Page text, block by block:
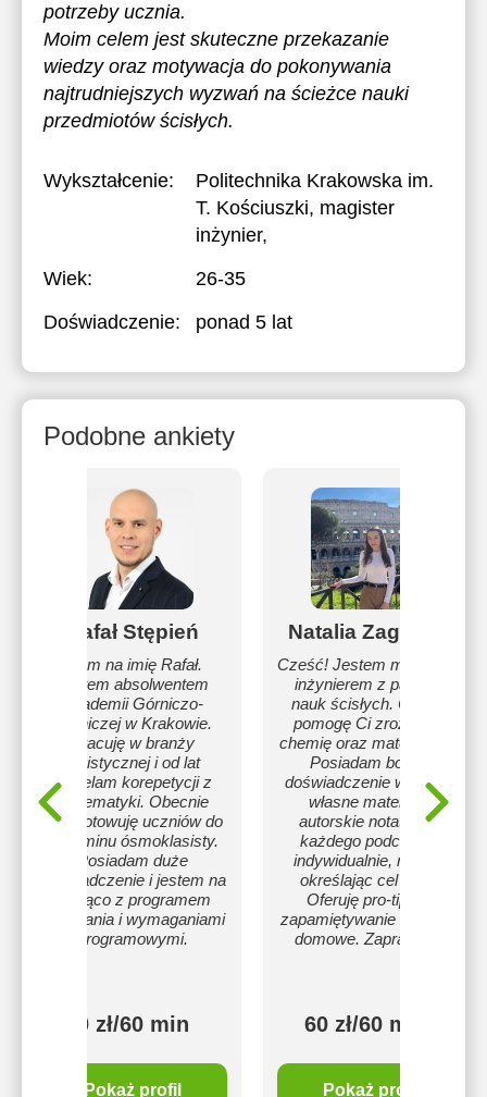
potrzeby ucznia.
Moim celem jest skuteczne przekazanie
wiedzy oraz motywacja do pokonywania
najtrudniejszych wyzwań na ścieżce nauki
przedmiotów ścisłych.
Wykształcenie:
Politechnika Krakowska im.
T. Kościuszki, magister
inżynier,
Wiek:
26-35
Doświadczenie:
ponad 5 lat
Podobne ankiety
Rafał Stępień
Mam na imię Rafał.
Jestem absolwentem
Akademii Górniczo-
Hutniczej w Krakowie.
Pracuję w branży
logistycznej i od lat
udzielam korepetycji z
matematyki. Obecnie
przygotowuję uczniów do
egzaminu ósmoklasisty.
Posiadam duże
doświadczenie i jestem na
bieżąco z programem
nauczania i wymaganiami
programowymi.
70 zł/60 min
Pokaż profil
Natalia Zagórska
Cześć! Jestem magistrem
inżynierem z pasją do
nauk ścisłych. Chętnie
pomogę Ci zrozumieć
chemię oraz matematykę.
Posiadam bogate
doświadczenie w nauce,
własne materiały i
autorskie notatki. Do
każdego podchodzę
indywidualnie, na start
określając cel zajęć.
Oferuję pro-tipy na
zapamiętywanie i zadania
domowe. Zapraszam!
60 zł/60 min
Pokaż profil